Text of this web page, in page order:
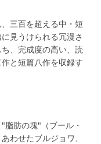
三百を超える中・短
見うけられる冗漫さ
、完成度の高い、読
と短篇八作を収録す
脂肪の塊"（ブール・
わせたブルジョワ、